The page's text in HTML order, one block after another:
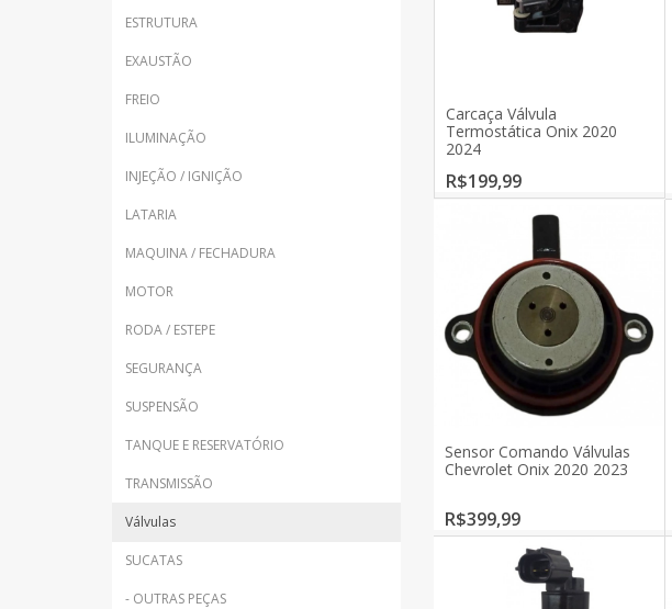
ESTRUTURA
EXAUSTÃO
FREIO
ILUMINAÇÃO
INJEÇÃO / IGNIÇÃO
LATARIA
MAQUINA / FECHADURA
MOTOR
RODA / ESTEPE
SEGURANÇA
SUSPENSÃO
TANQUE E RESERVATÓRIO
TRANSMISSÃO
Válvulas
SUCATAS
- OUTRAS PEÇAS
Carcaça Válvula
Termostática Onix 2020
2024
R$199,99
Sensor Comando Válvulas
Chevrolet Onix 2020 2023
R$399,99